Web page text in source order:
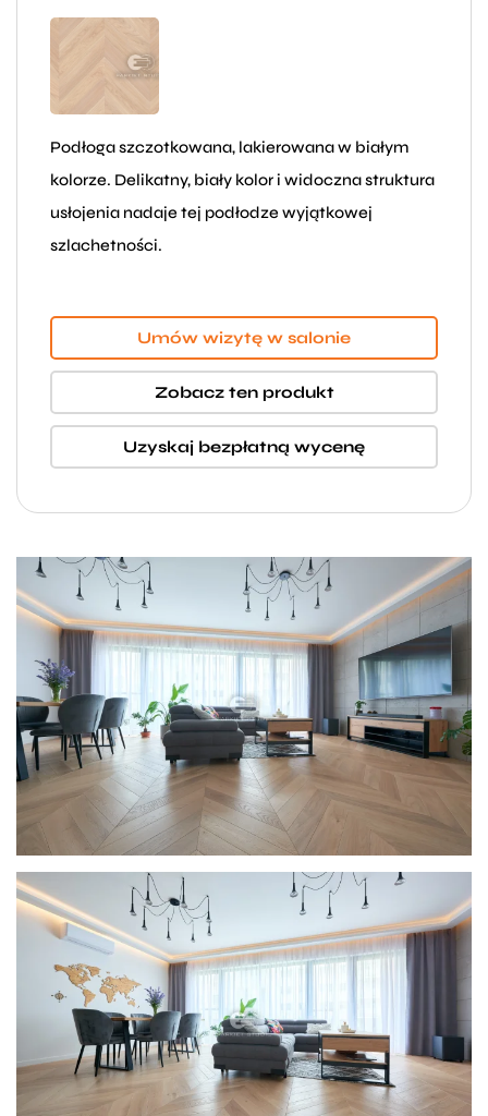
Podłoga szczotkowana, lakierowana w białym
kolorze. Delikatny, biały kolor i widoczna struktura
usłojenia nadaje tej podłodze wyjątkowej
szlachetności.
Umów wizytę w salonie
Zobacz ten produkt
Uzyskaj bezpłatną wycenę